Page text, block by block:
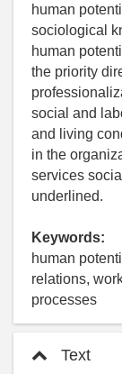
human
sociological
human
the priority
social and
and living
in the
services
underlined.
Keywords:
human
relations,
processes
Text